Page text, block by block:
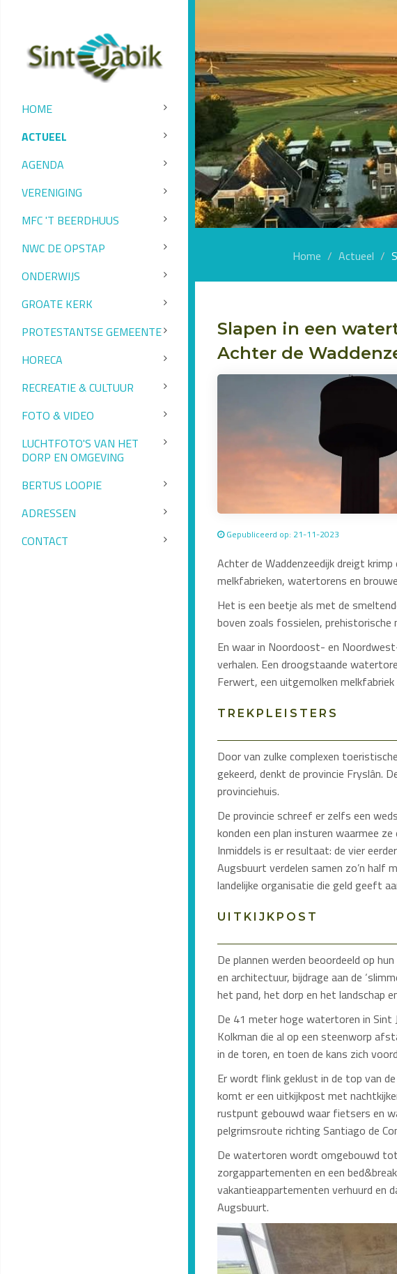
HOME
ACTUEEL
AGENDA
VERENIGING
MFC 'T BEERDHUUS
NWC DE OPSTAP
ONDERWIJS
GROATE KERK
PROTESTANTSE GEMEENTE
HORECA
RECREATIE & CULTUUR
FOTO & VIDEO
LUCHTFOTO'S VAN HET
DORP EN OMGEVING
BERTUS LOOPIE
ADRESSEN
CONTACT
Home Actueel
Slapen in een
Achter de
Gepubliceerd op: 21-11-2023
Achter de Waddenzeedijk dreigt
melkfabrieken, watertorens en
Het is een beetje als met de
boven zoals fossielen, prehistorische
En waar in Noordoost- en
verhalen. Een droogstaande
Ferwert, een uitgemolken
TREKPLEISTERS
Door van zulke complexen
gekeerd, denkt de provincie Fryslân.
provinciehuis.
De provincie schreef er zelfs een
konden een plan insturen waarmee
Inmiddels is er resultaat: de vier
Augsbuurt verdelen samen zo’n half
landelijke organisatie die geld geeft
UITKIJKPOST
De plannen werden beoordeeld op
en architectuur, bijdrage aan de
het pand, het dorp en het landschap
De 41 meter hoge watertoren in Sint
Kolkman die al op een steenworp
in de toren, en toen de kans zich
Er wordt flink geklust in de top van
komt er een uitkijkpost met
rustpunt gebouwd waar fietsers en
pelgrimsroute richting Santiago de
De watertoren wordt omgebouwd
zorgappartementen en een
vakantieappartementen verhuurd en
Augsbuurt.